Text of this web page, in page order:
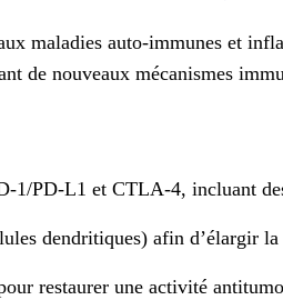
maladies auto-immunes et
de nouveaux mécanismes
PD‑L1 et CTLA‑4, incluant
dendritiques) afin d’élargir la
restaurer une activité